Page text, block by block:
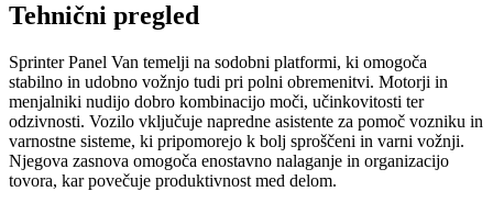
Tehnični pregled
Sprinter Panel Van temelji na sodobni platformi, ki omogoča
stabilno in udobno vožnjo tudi pri polni obremenitvi. Motorji in
menjalniki nudijo dobro kombinacijo moči, učinkovitosti ter
odzivnosti. Vozilo vključuje napredne asistente za pomoč vozniku in
varnostne sisteme, ki pripomorejo k bolj sproščeni in varni vožnji.
Njegova zasnova omogoča enostavno nalaganje in organizacijo
tovora, kar povečuje produktivnost med delom.